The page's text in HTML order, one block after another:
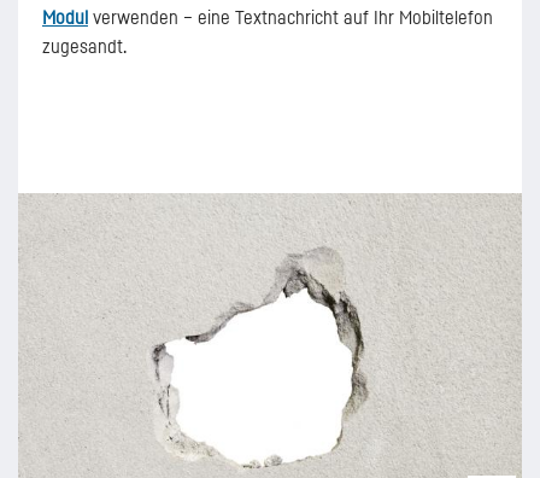
Modul verwenden – eine Textnachricht auf Ihr Mobiltelefon
zugesandt.